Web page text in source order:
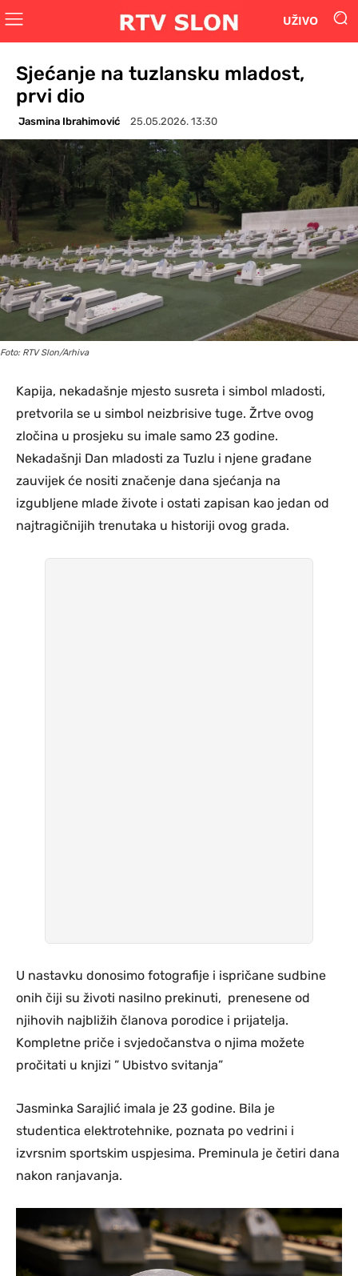
UŽIVO
Sjećanje na tuzlansku mladost,
prvi dio
Jasmina Ibrahimović 25.05.2026. 13:30
Foto: RTV Slon/Arhiva
Kapija, nekadašnje mjesto susreta i simbol mladosti,
pretvorila se u simbol neizbrisive tuge. Žrtve ovog
zločina u prosjeku su imale samo 23 godine.
Nekadašnji Dan mladosti za Tuzlu i njene građane
zauvijek će nositi značenje dana sjećanja na
izgubljene mlade živote i ostati zapisan kao jedan od
najtragičnijih trenutaka u historiji ovog grada.
U nastavku donosimo fotografije i ispričane sudbine
onih čiji su životi nasilno prekinuti, prenesene od
njihovih najbližih članova porodice i prijatelja.
Kompletne priče i svjedočanstva o njima možete
pročitati u knjizi ” Ubistvo svitanja”
Jasminka Sarajlić imala je 23 godine. Bila je
studentica elektrotehnike, poznata po vedrini i
izvrsnim sportskim uspjesima. Preminula je četiri dana
nakon ranjavanja.